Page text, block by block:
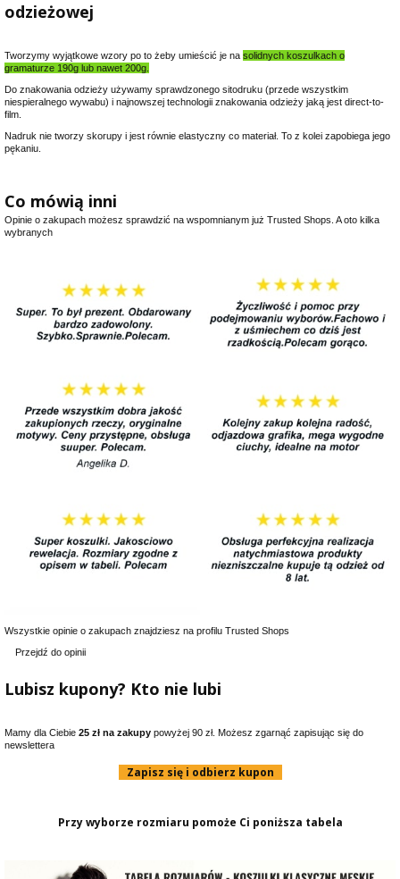
odzieżowej
Tworzymy wyjątkowe wzory po to żeby umieścić je na solidnych koszulkach o
gramaturze 190g lub nawet 200g.
Do znakowania odzieży używamy sprawdzonego sitodruku (przede wszystkim
niespieralnego wywabu) i najnowszej technologii znakowania odzieży jaką jest direct-to-
film.
Nadruk nie tworzy skorupy i jest równie elastyczny co materiał. To z kolei zapobiega jego
pękaniu.
Co mówią inni
Opinie o zakupach możesz sprawdzić na wspomnianym już Trusted Shops. A oto kilka
wybranych
Wszystkie opinie o zakupach znajdziesz na profilu Trusted Shops
Przejdź do opinii
Lubisz kupony? Kto nie lubi
Mamy dla Ciebie 25 zł na zakupy powyżej 90 zł. Możesz zgarnąć zapisując się do
newslettera
Zapisz się i odbierz kupon
Przy wyborze rozmiaru pomoże Ci poniższa tabela